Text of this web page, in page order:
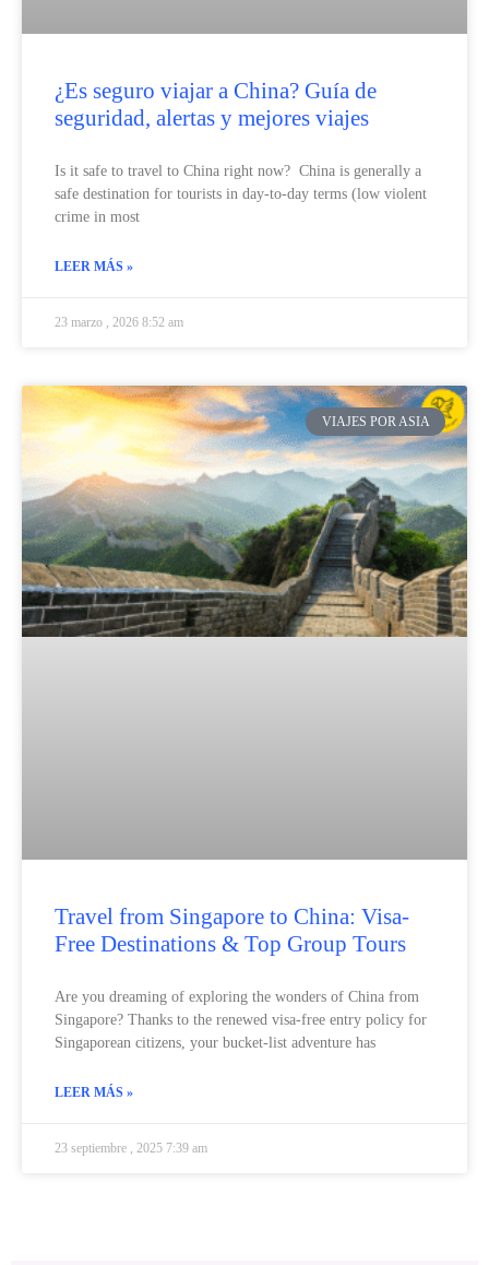
¿Es seguro viajar a China? Guía de
seguridad, alertas y mejores viajes
Is it safe to travel to China right now? China is generally a
safe destination for tourists in day-to-day terms (low violent
crime in most
LEER MÁS »
23 marzo , 2026 8:52 am
VIAJES POR ASIA
Travel from Singapore to China: Visa-
Free Destinations & Top Group Tours
Are you dreaming of exploring the wonders of China from
Singapore? Thanks to the renewed visa-free entry policy for
Singaporean citizens, your bucket-list adventure has
LEER MÁS »
23 septiembre , 2025 7:39 am